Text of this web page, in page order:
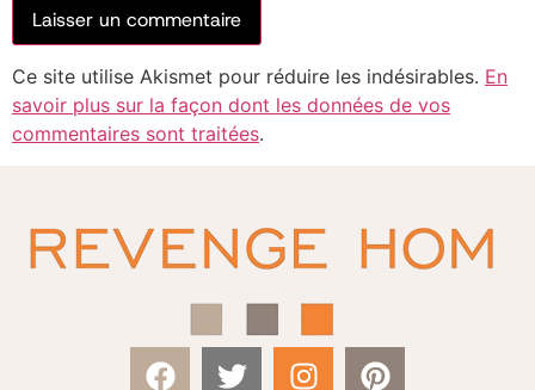
Ce site utilise Akismet pour réduire les indésirables. En
savoir plus sur la façon dont les données de vos
commentaires sont traitées.